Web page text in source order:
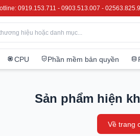
0919.153.711 - 0903.513.007 -
CPU Phần mềm bản quyền
Sản phẩm hiện
Về trang